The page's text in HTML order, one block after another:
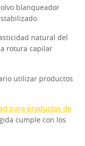
blanqueador
natural del
rotura capilar
utilizar productos
para productos de
cumple con los